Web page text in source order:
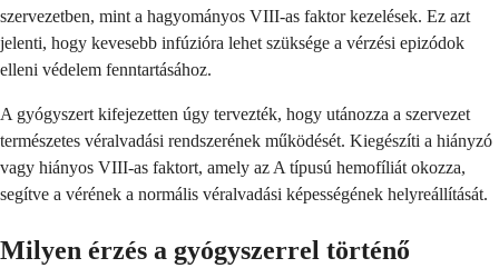
szervezetben, mint a hagyományos VIII-as faktor kezelések. Ez azt
jelenti, hogy kevesebb infúzióra lehet szüksége a vérzési epizódok
elleni védelem fenntartásához.
A gyógyszert kifejezetten úgy tervezték, hogy utánozza a szervezet
természetes véralvadási rendszerének működését. Kiegészíti a hiányzó
vagy hiányos VIII-as faktort, amely az A típusú hemofíliát okozza,
segítve a vérének a normális véralvadási képességének helyreállítását.
Milyen érzés a gyógyszerrel történő